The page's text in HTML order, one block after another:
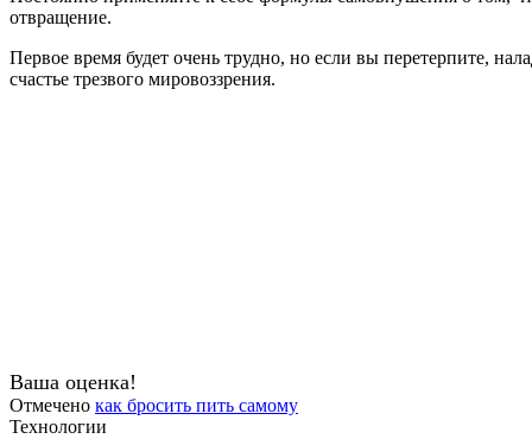
отвращение.
Первое время будет очень трудно, но если вы перетерпите,
счастье трезвого мировоззрения.
Ваша оценка!
Отмечено как бросить пить самому
Технологии